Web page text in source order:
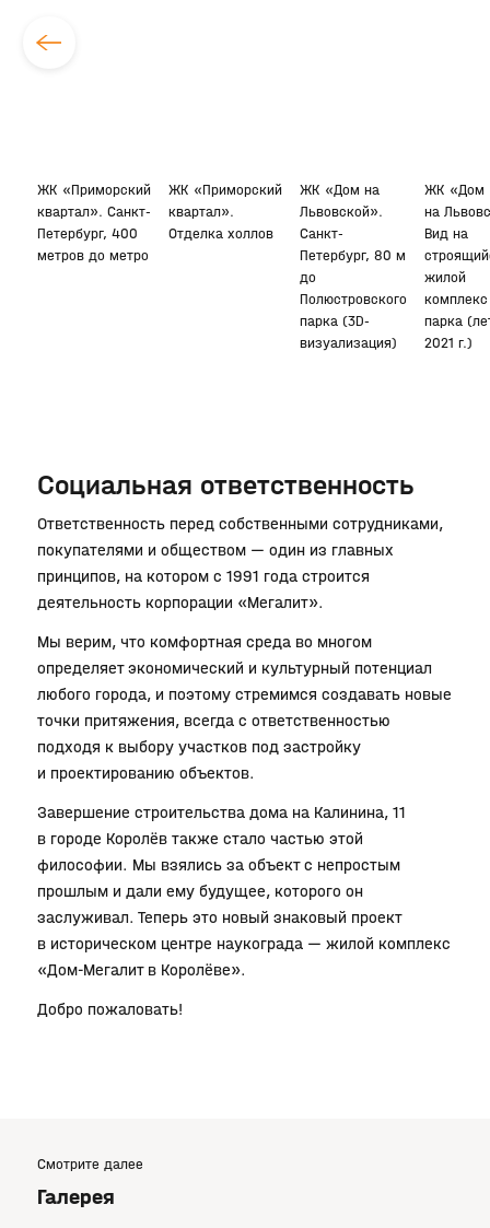
ЖК «Приморский
квартал». Санкт-
Петербург, 400
метров до метро
ЖК «Приморский
квартал».
Отделка холлов
ЖК «Дом на
Львовской».
Санкт-
Петербург, 80 м
до
Полюстровского
парка (3D-
визуализация)
ЖК «Дом
на
Вид на
жилой
комплекс
парка
2021 г.)
Социальная ответственность
Ответственность перед собственными сотрудниками,
покупателями и обществом — один из главных
принципов, на котором с 1991 года строится
деятельность корпорации «Мегалит».
Мы верим, что комфортная среда во многом
определяет экономический и культурный потенциал
любого города, и поэтому стремимся создавать новые
точки притяжения, всегда с ответственностью
подходя к выбору участков под застройку
и проектированию объектов.
Завершение строительства дома на Калинина, 11
в городе Королёв также стало частью этой
философии. Мы взялись за объект с непростым
прошлым и дали ему будущее, которого он
заслуживал. Теперь это новый знаковый проект
в историческом центре наукограда — жилой комплекс
«Дом‐Мегалит в Королёве».
Добро пожаловать!
Галерея
Смотрите далее